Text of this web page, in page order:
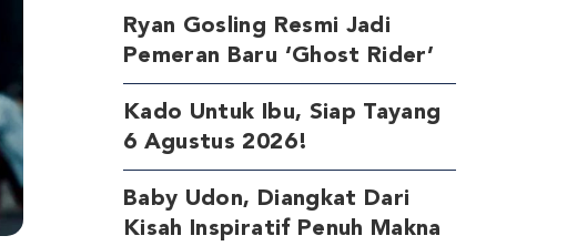
Ryan Gosling Resmi Jadi
Pemeran Baru ‘Ghost Rider’
Kado Untuk Ibu, Siap Tayang
6 Agustus 2026!
Baby Udon, Diangkat Dari
Kisah Inspiratif Penuh Makna